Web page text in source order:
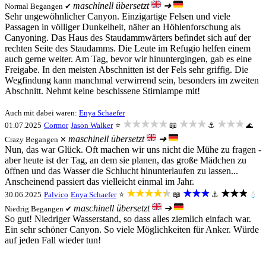
Normal Begangen ✔ maschinell übersetzt
➜
Sehr ungewöhnlicher Canyon. Einzigartige Felsen und viele
Passagen in völliger Dunkelheit, näher an Höhlenforschung als
Canyoning. Das Haus des Staudammwärters befindet sich auf der
rechten Seite des Staudamms. Die Leute im Refugio helfen einem
auch gerne weiter. Am Tag, bevor wir hinuntergingen, gab es eine
Freigabe. In den meisten Abschnitten ist der Fels sehr griffig. Die
Wegfindung kann manchmal verwirrend sein, besonders im zweiten
Abschnitt. Nehmt keine beschissene Stirnlampe mit!
Auch mit dabei waren: Enya Schaefer
01.07.2025 Cormor Jason Walker ⭐ ★★★★★ 📖 ★★★ ⚓ ★★★ 🌊
Crazy Begangen ✕ maschinell übersetzt
➜
Nun, das war Glück. Oft machen wir uns nicht die Mühe zu fragen -
aber heute ist der Tag, an dem sie planen, das große Mädchen zu
öffnen und das Wasser die Schlucht hinunterlaufen zu lassen...
Anscheinend passiert das vielleicht einmal im Jahr.
30.06.2025 Palvico Enya Schaefer ⭐ ★★★★★ 📖 ★★★ ⚓ ★★★ 💧
Niedrig Begangen ✔ maschinell übersetzt
➜
So gut! Niedriger Wasserstand, so dass alles ziemlich einfach war.
Ein sehr schöner Canyon. So viele Möglichkeiten für Anker. Würde
auf jeden Fall wieder tun!